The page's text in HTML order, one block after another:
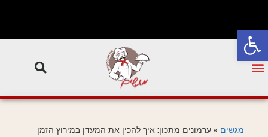
פתח סרגל נגישות
מגשים » ערמונים מתכון: איך להכין את המעדן במירוץ הזמן